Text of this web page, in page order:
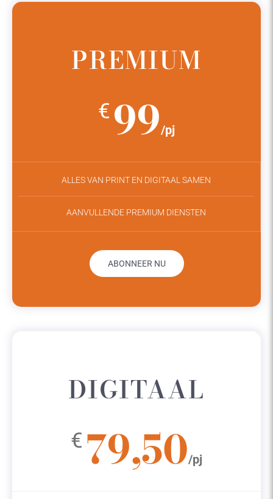
PREMIUM
€ 99/pj
ALLES VAN PRINT EN DIGITAAL SAMEN
AANVULLENDE PREMIUM DIENSTEN
ABONNEER NU
DIGITAAL
€ 79,50/pj